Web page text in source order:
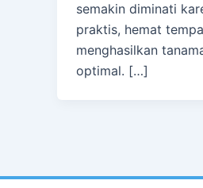
semakin diminati
praktis, hemat
menghasilkan
optimal. […]